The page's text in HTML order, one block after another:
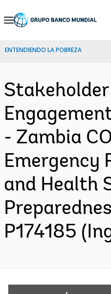
Skip
Navigation
ENTENDIENDO LA POBREZA
Stakeholder
- Zambia
Emergency
and Health
P174185